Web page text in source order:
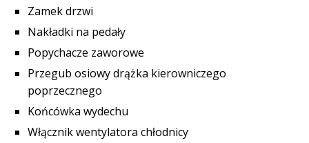
Zamek drzwi
Nakładki na pedały
Popychacze zaworowe
Przegub osiowy drążka kierowniczego
poprzecznego
Końcówka wydechu
Włącznik wentylatora chłodnicy